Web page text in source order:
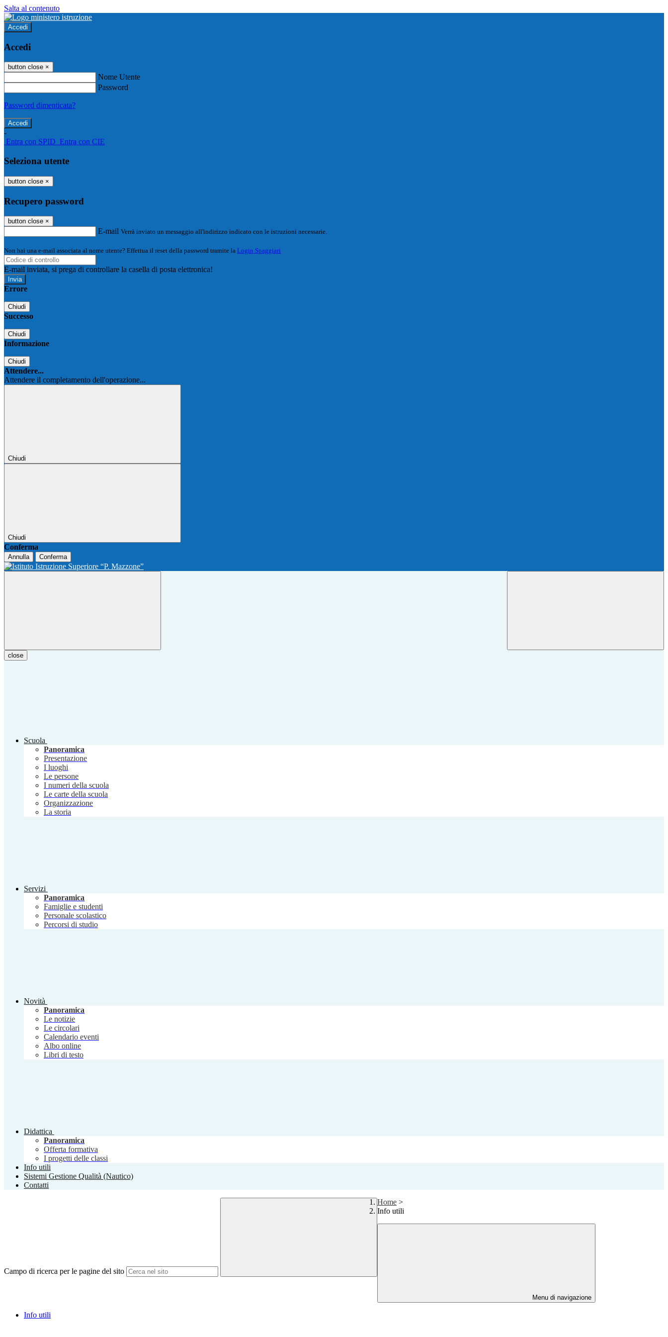
Salta al contenuto
Accedi
Accedi
button close ×
Nome Utente
Password
Password dimenticata?
-
Entra con SPID Entra con CIE
Seleziona utente
button close ×
Recupero password
button close ×
E-mail Verrà inviato un messaggio all'indirizzo indicato con le istruzioni necessarie.
Non hai una e-mail associata al nome utente? Effettua il reset della password tramite la Login Spaggiari
E-mail inviata, si prega di controllare la casella di posta elettronica!
Errore
Chiudi
Successo
Chiudi
Informazione
Chiudi
Attendere...
Attendere il completamento dell'operazione...
Chiudi
Chiudi
Conferma
Annulla Conferma
close
Scuola
Panoramica
Presentazione
I luoghi
Le persone
I numeri della scuola
Le carte della scuola
Organizzazione
La storia
Servizi
Panoramica
Famiglie e studenti
Personale scolastico
Percorsi di studio
Novità
Panoramica
Le notizie
Le circolari
Calendario eventi
Albo online
Libri di testo
Didattica
Panoramica
Offerta formativa
I progetti delle classi
Info utili
Sistemi Gestione Qualità (Nautico)
Contatti
Campo di ricerca per le pagine del sito
Home >
Info utili
Menu di navigazione
Info utili